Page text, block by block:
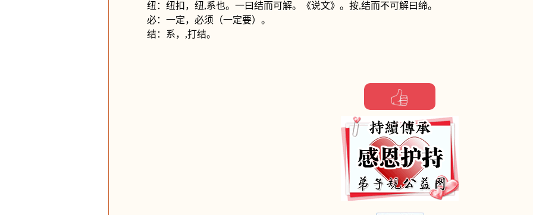
纽：纽扣，纽,系也。一曰结而可解。《说文》。按,结而不可解曰缔。
必：一定，必须（一定要）。
结：系，,打结。